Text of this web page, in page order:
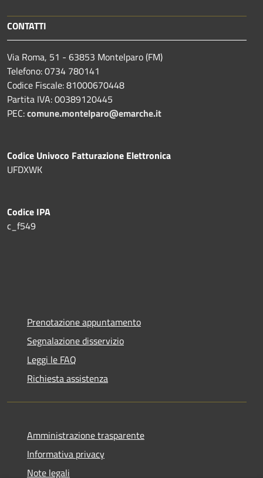
CONTATTI
Via Roma, 51 - 63853 Montelparo (FM)
Telefono: 0734 780141
Codice Fiscale: 81000670448
Partita IVA: 00389120445
PEC:comune.montelparo@emarche.it
Codice Univoco Fatturazione Elettronica
UFDXWK
Codice IPA
c_f549
Prenotazione appuntamento
Segnalazione disservizio
Leggi le FAQ
Richiesta assistenza
Amministrazione trasparente
Informativa privacy
Note legali